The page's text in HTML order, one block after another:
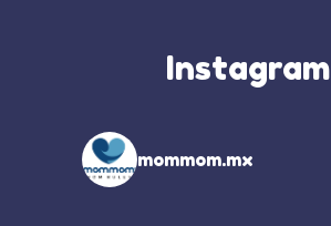
Instagram
mommom.mx